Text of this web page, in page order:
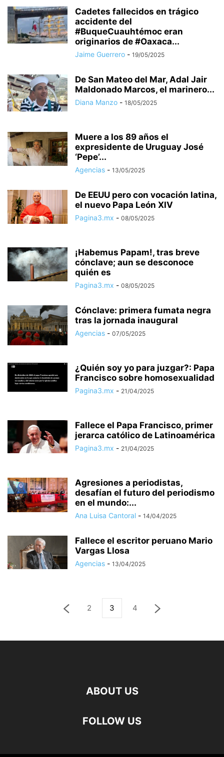
Cadetes fallecidos en trágico
accidente del
#BuqueCuauhtémoc eran
originarios de #Oaxaca...
Jaime Guerrero - 19/05/2025
De San Mateo del Mar, Adal Jair
Maldonado Marcos, el marinero...
Diana Manzo - 18/05/2025
Muere a los 89 años el
expresidente de Uruguay José
‘Pepe’...
Agencias - 13/05/2025
De EEUU pero con vocación latina,
el nuevo Papa León XIV
Pagina3.mx - 08/05/2025
¡Habemus Papam!, tras breve
cónclave; aun se desconoce
quién es
Pagina3.mx - 08/05/2025
Cónclave: primera fumata negra
tras la jornada inaugural
Agencias - 07/05/2025
¿Quién soy yo para juzgar?: Papa
Francisco sobre homosexualidad
Pagina3.mx - 21/04/2025
Fallece el Papa Francisco, primer
jerarca católico de Latinoamérica
Pagina3.mx - 21/04/2025
Agresiones a periodistas,
desafían el futuro del periodismo
en el mundo:...
Ana Luisa Cantoral - 14/04/2025
Fallece el escritor peruano Mario
Vargas Llosa
Agencias - 13/04/2025
2 3 4
ABOUT US
FOLLOW US